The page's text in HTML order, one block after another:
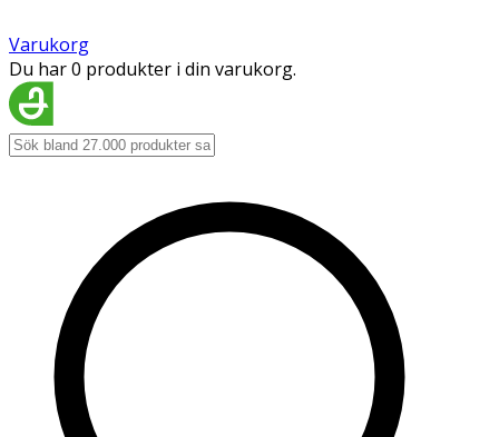
Varukorg
Du har 0 produkter i din varukorg.